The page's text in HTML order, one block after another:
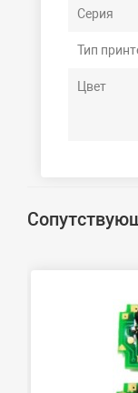
Серия
Тип
Цвет